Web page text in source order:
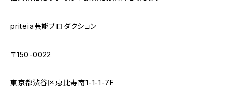
priteia芸能プロダクション
〒150-0022
東京都渋谷区恵比寿南1-1-1-7F